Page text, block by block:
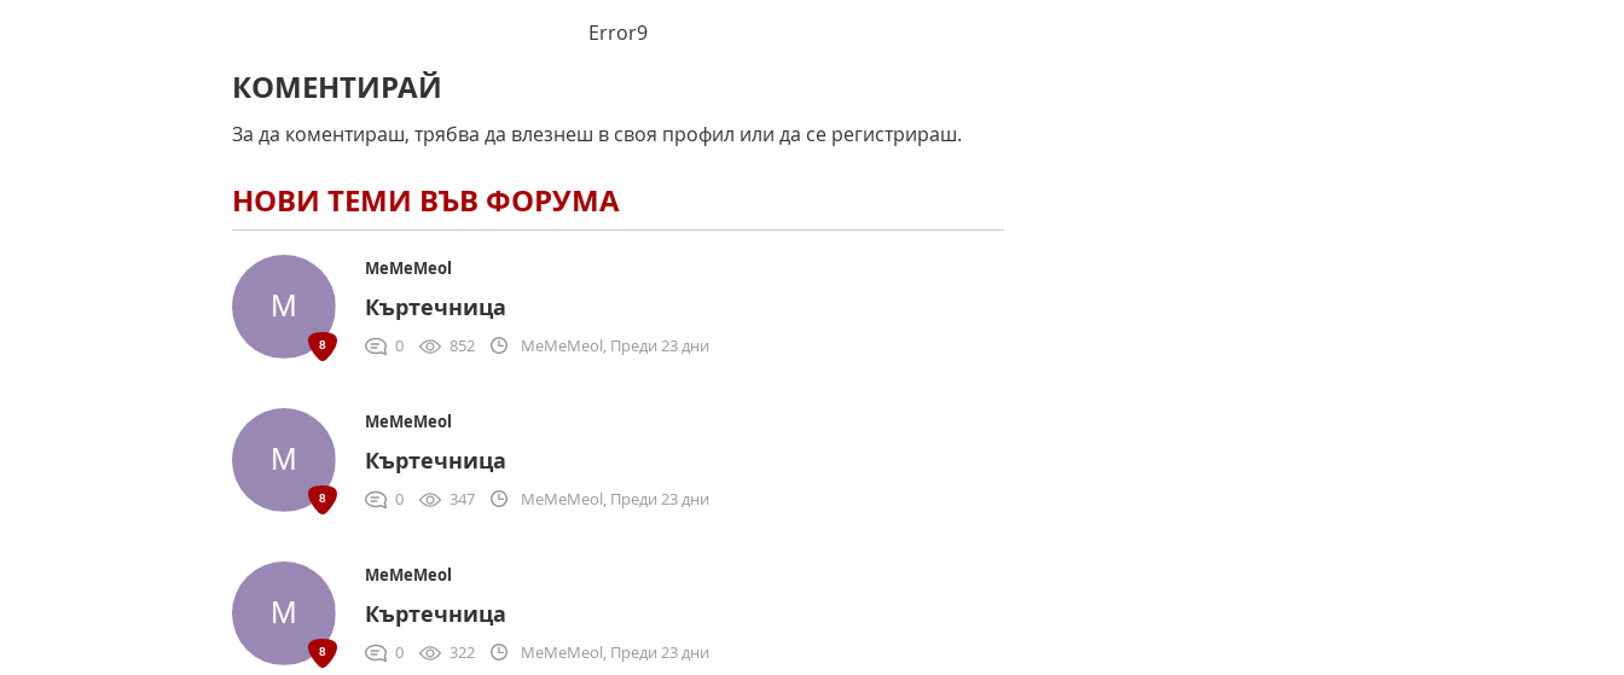
Error9
КОМЕНТИРАЙ
За да коментираш, трябва да влезнеш в своя профил или да се регистрираш.
НОВИ ТЕМИ ВЪВ ФОРУМА
MeMeMeol
Къртечница
0 852 MeMeMeol, Преди 23 дни
MeMeMeol
Къртечница
0 347 MeMeMeol, Преди 23 дни
MeMeMeol
Къртечница
0 322 MeMeMeol, Преди 23 дни